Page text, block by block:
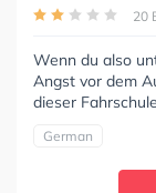
20
Wenn du also
Angst vor dem
dieser
German